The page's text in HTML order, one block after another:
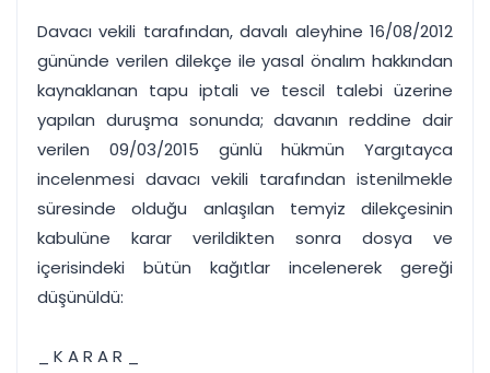
Tek panelde uçtan uca yönetim
UYAP & UETS entegrasyonundan finansa, hepsi bir arada.
Tüm özellikleri inceleyin Ücretsiz Başlayın
Davacı vekili tarafından, davalı aleyhine 16/08/2012
gününde verilen dilekçe ile yasal önalım hakkından
kaynaklanan tapu iptali ve tescil talebi üzerine
yapılan duruşma sonunda; davanın reddine dair
verilen 09/03/2015 günlü hükmün Yargıtayca
incelenmesi davacı vekili tarafından istenilmekle
süresinde olduğu anlaşılan temyiz dilekçesinin
kabulüne karar verildikten sonra dosya ve
içerisindeki bütün kağıtlar incelenerek gereği
düşünüldü:
_ K A R A R _